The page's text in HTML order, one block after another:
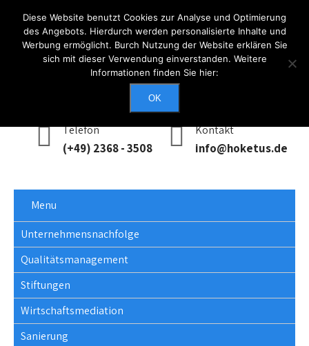
Erreichbarkeit
Mo - Do: 0900 - 1700, Fr: 0900 - 1400
Telefon
(+49) 2368 - 3508
Kontakt
info@hoketus.de
Menu
Unternehmensnachfolge
Qualitätsmanagement
Stiftungen
Wirtschaftsmediation
Sanierung
Anmelden
Diese Website benutzt Cookies zur Analyse und Optimierung
des Angebots. Hierdurch werden personalisierte Inhalte und
Werbung ermöglicht. Burch Nutzung der Website erklären Sie
sich mit dieser Verwendung einverstanden. Weitere
Informationen finden Sie hier:
OK